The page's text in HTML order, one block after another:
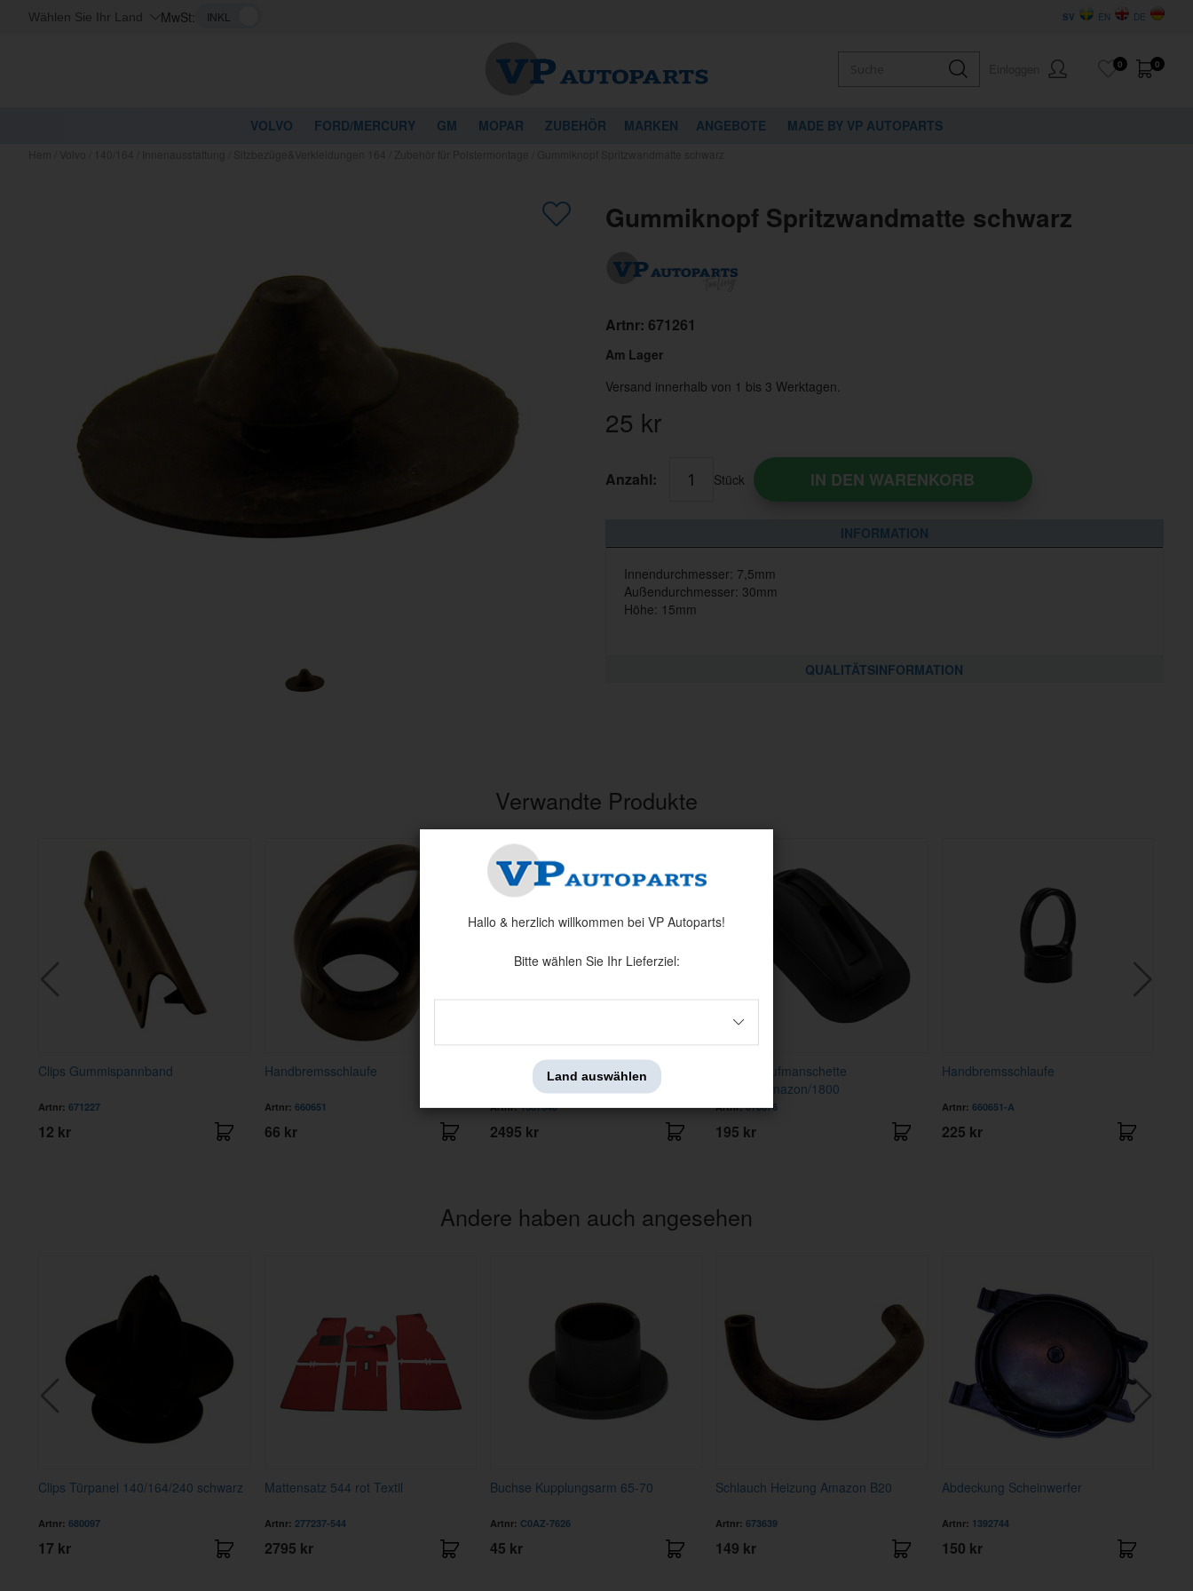
Wählen Sie Ihr Land MwSt: DE
EN
SV
0
0
VOLVO FORD/MERCURY GM MOPAR ZUBEHÖR MARKEN ANGEBOTE MADE BY VP AUTOPARTS
Gummiknopf Spritzwandmatte schwarz
Artnr: 671261
Am Lager
Versand innerhalb von 1 bis 3 Werktagen.
25 kr
Anzahl: Stück IN DEN WARENKORB
INFORMATION
Innendurchmesser: 7,5mm
Außendurchmesser: 30mm
Höhe: 15mm
QUALITÄTSINFORMATION
Verwandte Produkte
Clips Gummispannband
Artnr:671227
12 kr
Handbremsschlaufe
Artnr: 660651
66 kr
Bremskraftverstärker Amazon
B20/140 2-Kr
Artnr:1387640
2495 kr
Schaltknaufmanschette
PV/Due/Amazon/1800
Artnr:670876
195 kr
Handbremsschlaufe
Artnr: 660651-A
225 kr
Andere haben auch angesehen
Clips Türpanel 140/164/240 schwarz
Artnr:680097
17 kr
Mattensatz 544 rot Textil
Artnr: 277237-544
2795 kr
Buchse Kupplungsarm 65-70
Artnr: C0AZ-7626
45 kr
Schlauch Heizung Amazon B20
Artnr:673639
149 kr
Abdeckung Scheinwerfer
Artnr: 1392744
150 kr
Hallo & herzlich willkommen bei VP Autoparts!
Bitte wählen Sie Ihr Lieferziel:
Land auswählen